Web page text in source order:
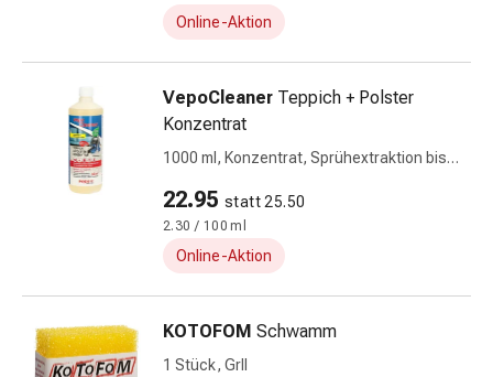
Zubehör
Augentropfen
Augenentzündung
Augenverbände
Augenhygiene
Herz,
Kreislauf
Blutgefässe
Kreislauf
Raucherentwöhnung
Online-Aktion
VepoCleaner Teppich + Polster
Konzentrat
1000 ml, Konzentrat, Sprühextraktion bis
22.95 statt 25.50
2.30 / 100 ml
Online-Aktion
KOTOFOM Schwamm
1 Stück, GrII